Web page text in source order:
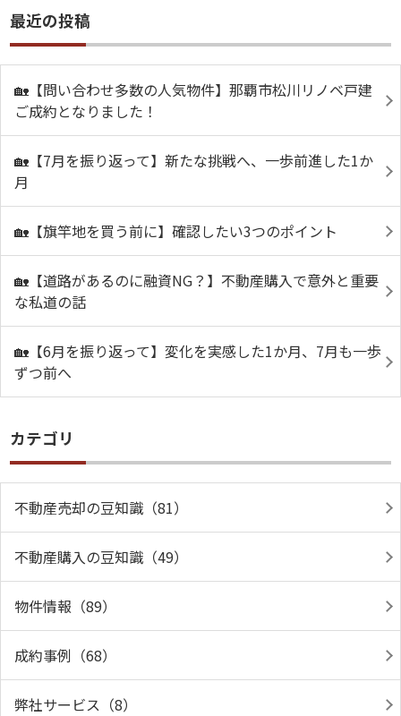
最近の投稿
🏡【問い合わせ多数の人気物件】那覇市松川リノベ戸建
ご成約となりました！
🏡【7月を振り返って】新たな挑戦へ、一歩前進した1か
月
🏡【旗竿地を買う前に】確認したい3つのポイント
🏡【道路があるのに融資NG？】不動産購入で意外と重要
な私道の話
🏡【6月を振り返って】変化を実感した1か月、7月も一歩
ずつ前へ
カテゴリ
不動産売却の豆知識（81）
不動産購入の豆知識（49）
物件情報（89）
成約事例（68）
弊社サービス（8）